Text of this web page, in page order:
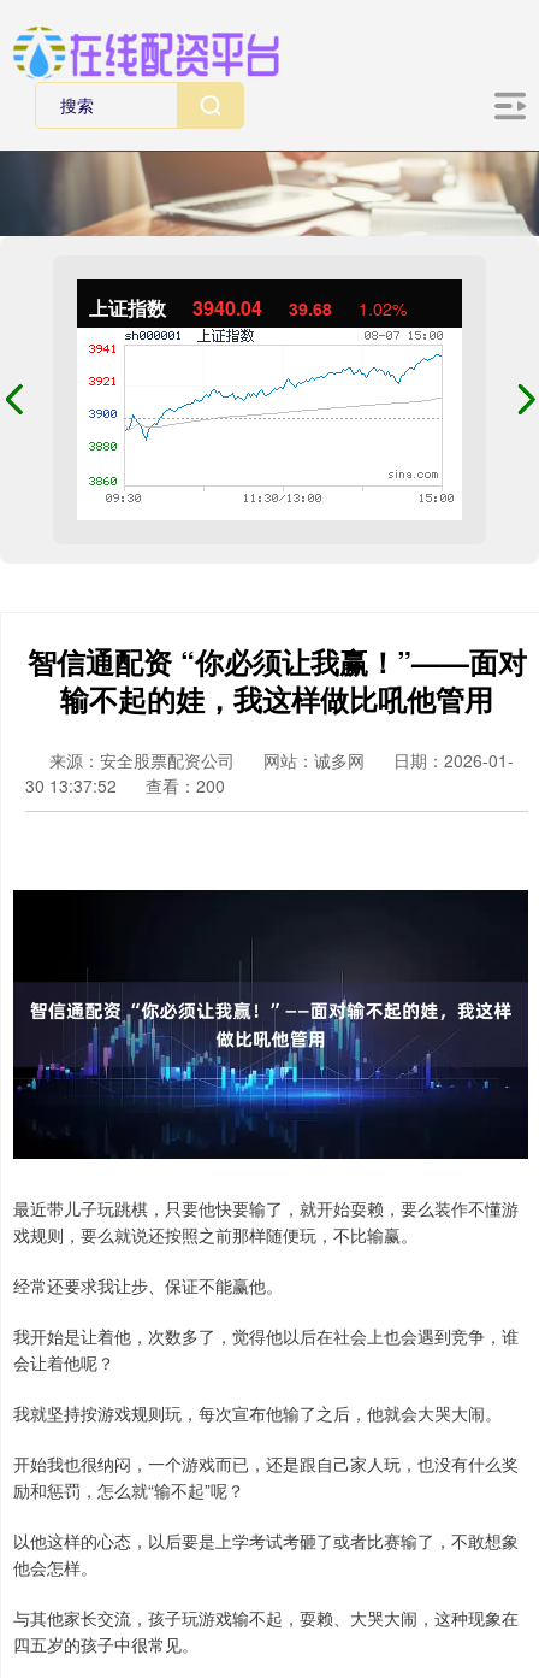
上证指数 3940.04 39.68 1.02%
智信通配资 “你必须让我赢！”——面对
输不起的娃，我这样做比吼他管用
来源：安全股票配资公司 网站：诚多网
日期：2026-01-
30 13:37:52
查看：200
最近带儿子玩跳棋，只要他快要输了，就开始耍赖，要么装作不懂游
戏规则，要么就说还按照之前那样随便玩，不比输赢。
经常还要求我让步、保证不能赢他。
我开始是让着他，次数多了，觉得他以后在社会上也会遇到竞争，谁
会让着他呢？
我就坚持按游戏规则玩，每次宣布他输了之后，他就会大哭大闹。
开始我也很纳闷，一个游戏而已，还是跟自己家人玩，也没有什么奖
励和惩罚，怎么就“输不起”呢？
以他这样的心态，以后要是上学考试考砸了或者比赛输了，不敢想象
他会怎样。
与其他家长交流，孩子玩游戏输不起，耍赖、大哭大闹，这种现象在
四五岁的孩子中很常见。